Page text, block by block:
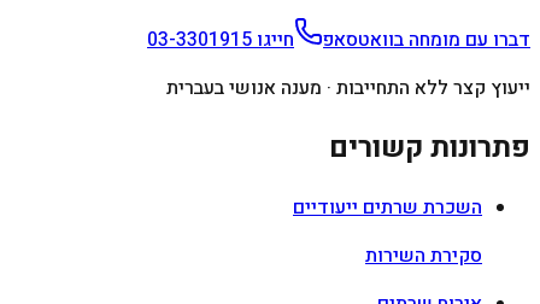
דברו עם מומחה בוואטסאפ
חייגו03-3301915
ייעוץ קצר ללא התחייבות · מענה אנושי בעברית
פתרונות קשורים
השכרת שרתים ייעודיים
סקירת השירות